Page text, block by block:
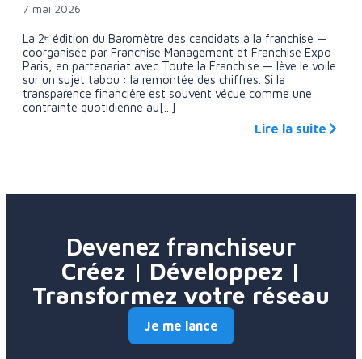
7 mai 2026
La 2ᵉ édition du Baromètre des candidats à la franchise —
coorganisée par Franchise Management et Franchise Expo
Paris, en partenariat avec Toute la Franchise — lève le voile
sur un sujet tabou : la remontée des chiffres. Si la
transparence financière est souvent vécue comme une
contrainte quotidienne au[...]
Lire la suite
Devenez franchiseur
Créez | Développez |
Transformez votre réseau
Je me lance